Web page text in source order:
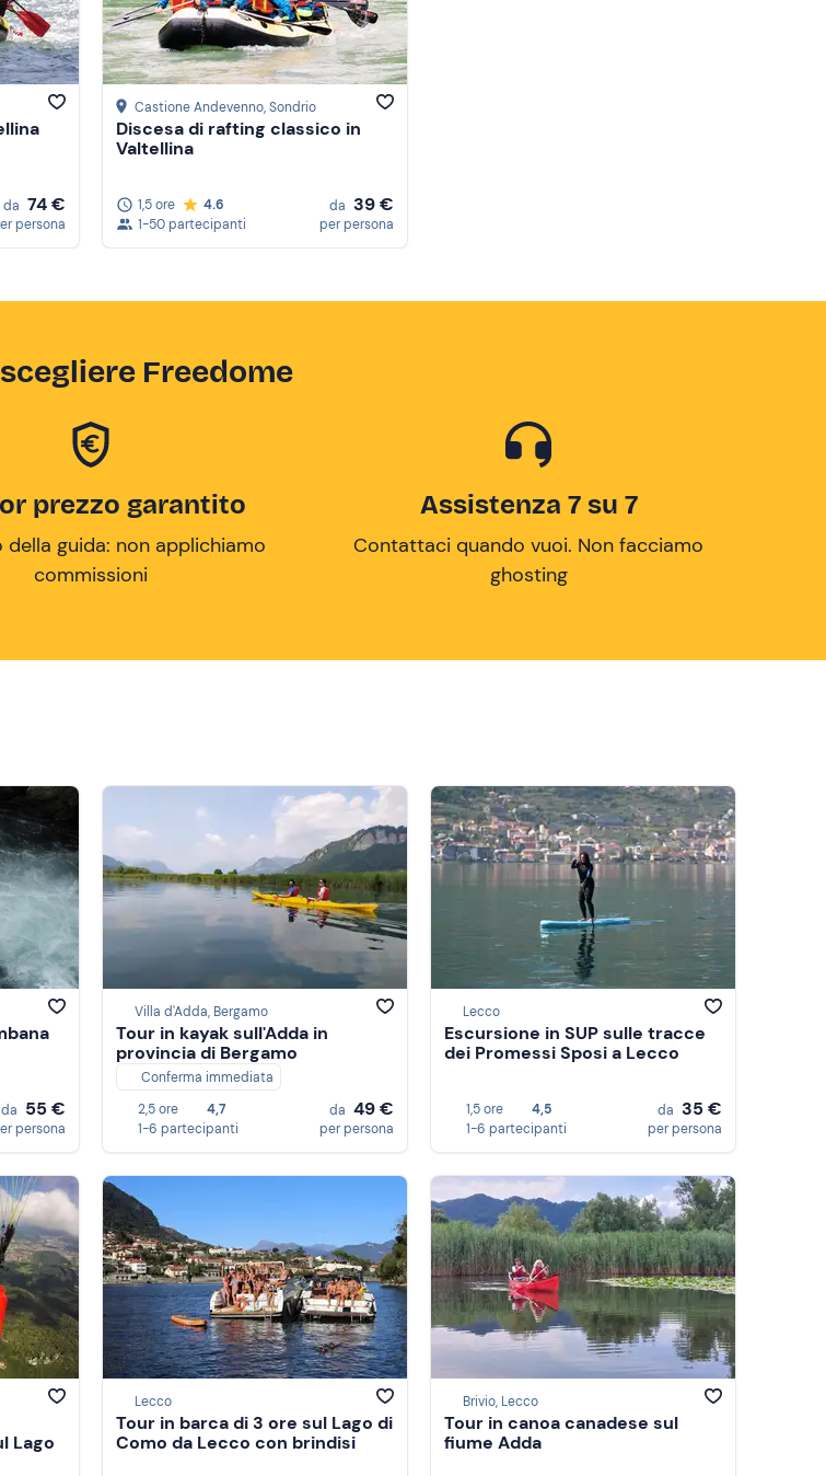
da 74 €
persona
Castione Andevenno, Sondrio
Discesa di rafting classico in
Valtellina
1,5 ore
4.6
1-50 partecipanti
da 39 €
per persona
Freedome
prezzo garantito
della guida: non applichiamo
commissioni
Assistenza 7 su 7
Contattaci quando vuoi. Non facciamo
ghosting
da 55 €
persona
Villa d'Adda, Bergamo
Tour in kayak sull'Adda in
provincia di Bergamo
Conferma immediata
2,5 ore
4,7
1-6 partecipanti
da 49 €
per persona
Lecco
Escursione in SUP sulle tracce
dei Promessi Sposi a Lecco
1,5 ore
4,5
1-6 partecipanti
da 35 €
per persona
Lago
Lecco
Tour in barca di 3 ore sul Lago di
Como da Lecco con brindisi
Brivio, Lecco
Tour in canoa canadese sul
fiume Adda